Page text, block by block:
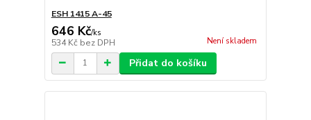
ESH 1415 A-45
646 Kč/ks
534 Kč bez DPH Není skladem
Přidat do košíku